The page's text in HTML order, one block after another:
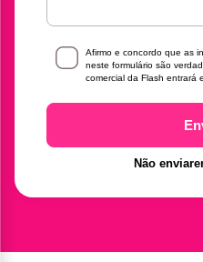
Afirmo e concordo que as
neste formulário são
comercial da Flash entrará
Não